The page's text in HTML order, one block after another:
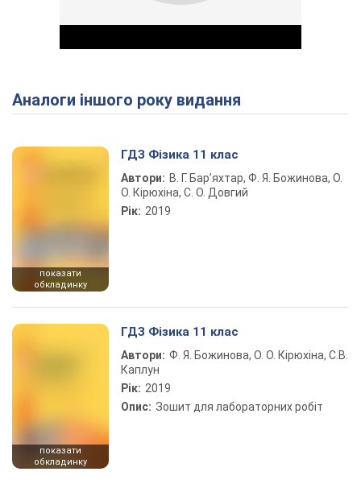
Play Video
Аналоги іншого року видання
показати
обкладинку
ГДЗ Фізика 11 клас
Автори: В. Г. Бар’яхтар, Ф. Я. Божинова, О.
О. Кірюхіна, С. О. Довгий
Рік: 2019
показати
обкладинку
ГДЗ Фізика 11 клас
Автори: Ф. Я. Божинова, О. О. Кірюхіна, С.В.
Каплун
Рік: 2019
Опис: Зошит для лабораторних робіт